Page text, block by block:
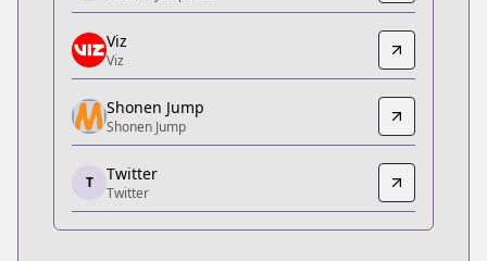
https://shonenjumpplus.com/episode/
Viz
Viz
https://www.viz.com/shonenjump/chapters/
Shonen Jump
Shonen Jump
https://www.shonenjump.com/j/rensai/jujutsu-
Twitter
Twitter
Viz
Viz
Shonen Jump
Shonen Jump
T Twitter
Twitter